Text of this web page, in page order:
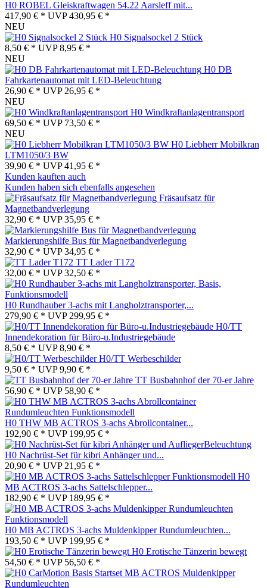
H0 ROBEL Gleiskraftwagen 54.22 Aarsleff mit...
417,90 € * UVP430,95 € *
NEU
H0 Signalsockel 2 Stück
8,50 € * UVP8,95 € *
NEU
H0 DB
Fahrkartenautomat mit LED-Beleuchtung
26,90 € * UVP 26,95 € *
NEU
H0 Windkraftanlagentransport
69,50 € * UVP 73,50 € *
NEU
H0 Liebherr Mobilkran
LTM1050/3 BW
39,90 € * UVP41,95 € *
Kunden kauften auch
Kunden haben sich ebenfalls angesehen
Fräsaufsatz für
Magnetbandverlegung
32,90 € * UVP35,95 € *
Markierungshilfe Bus für Magnetbandverlegung
32,90 € * UVP34,95 € *
TT Lader T172
32,00 € * UVP32,50 € *
H0 Rundhauber 3-achs mit Langholztransporter,...
279,90 € * UVP 299,95 € *
H0/TT
Innendekoration für Büro-u.Industriegebäude
8,50 € * UVP8,90 € *
H0/TT Werbeschilder
9,50 € * UVP9,90 € *
TT Busbahnhof der 70-er Jahre
56,90 € * UVP 58,90 € *
H0 THW MB ACTROS 3-achs Abrollcontainer...
192,90 € * UVP 199,95 € *
H0 Nachrüst-Set für kibri Anhänger und...
20,90 € * UVP 21,95 € *
H0
MB ACTROS 3-achs Sattelschlepper...
182,90 € * UVP 189,95 € *
H0 MB ACTROS 3-achs Muldenkipper Rundumleuchten...
193,50 € * UVP 199,95 € *
H0 Erotische Tänzerin bewegt
54,50 € * UVP 56,50 € *